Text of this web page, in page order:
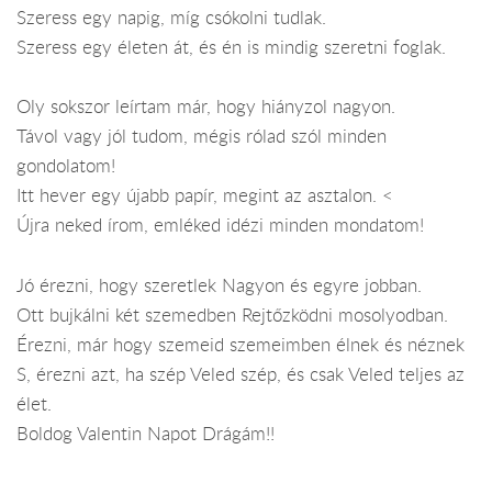
Szeress egy napig, míg csókolni tudlak.
Szeress egy életen át, és én is mindig szeretni foglak.
Oly sokszor leírtam már, hogy hiányzol nagyon.
Távol vagy jól tudom, mégis rólad szól minden
gondolatom!
Itt hever egy újabb papír, megint az asztalon. <
Újra neked írom, emléked idézi minden mondatom!
Jó érezni, hogy szeretlek Nagyon és egyre jobban.
Ott bujkálni két szemedben Rejtőzködni mosolyodban.
Érezni, már hogy szemeid szemeimben élnek és néznek
S, érezni azt, ha szép Veled szép, és csak Veled teljes az
élet.
Boldog Valentin Napot Drágám!!